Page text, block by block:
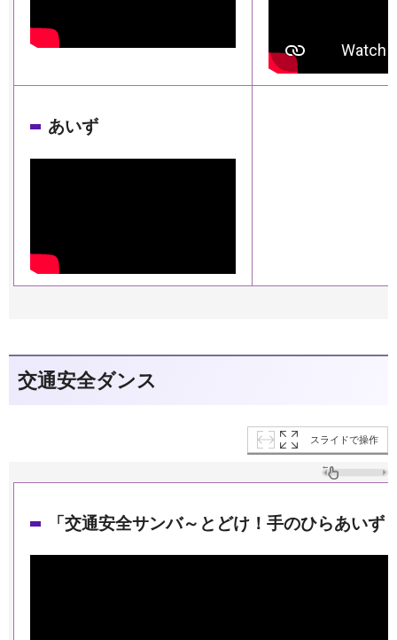
あいず
交通安全ダンス
スライドで操作
「交通安全サンバ～とどけ！手のひらあいず